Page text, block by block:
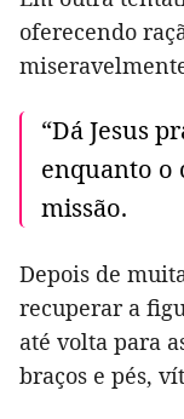
oferecendo
“Dá Jesus
enquanto o
missão.
Depois de
recuperar a
até volta para
braços e pés,